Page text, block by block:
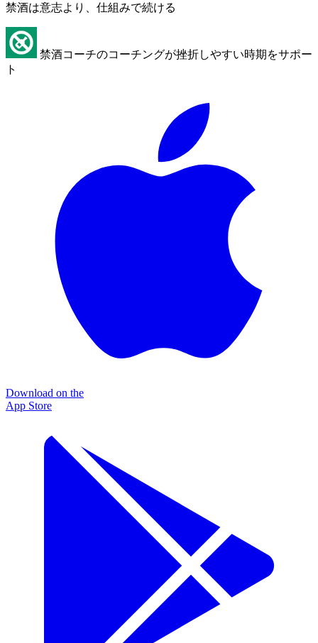
禁酒は意志より、仕組みで続ける
禁酒コーチのコーチングが挫折しやすい時期をサポー
ト
Download on the
App Store